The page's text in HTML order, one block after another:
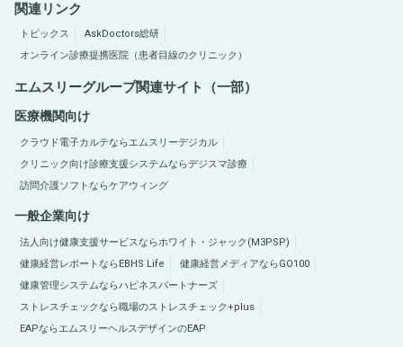
関連リンク
トピックス
AskDoctors総研
オンライン診療提携医院（患者目線のクリニック）
エムスリーグループ関連サイト（一部）
医療機関向け
クラウド電子カルテならエムスリーデジカル
クリニック向け診療支援システムならデジスマ診療
訪問介護ソフトならケアウィング
一般企業向け
法人向け健康支援サービスならホワイト・ジャック(M3PSP)
健康経営レポートならEBHS Life
健康経営メディアならGO100
健康管理システムならハピネスパートナーズ
ストレスチェックなら職場のストレスチェック+plus
EAPならエムスリーヘルスデザインのEAP